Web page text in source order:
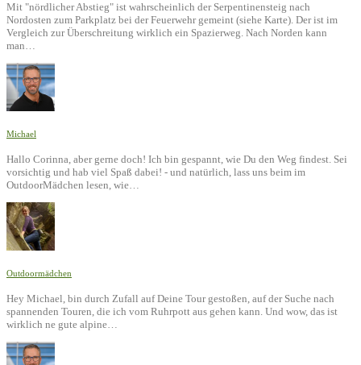
Mit "nördlicher Abstieg" ist wahrscheinlich der Serpentinensteig nach
Nordosten zum Parkplatz bei der Feuerwehr gemeint (siehe Karte). Der ist im
Vergleich zur Überschreitung wirklich ein Spazierweg. Nach Norden kann
man…
Michael
Hallo Corinna, aber gerne doch! Ich bin gespannt, wie Du den Weg findest. Sei
vorsichtig und hab viel Spaß dabei! - und natürlich, lass uns beim im
OutdoorMädchen lesen, wie…
Outdoormädchen
Hey Michael, bin durch Zufall auf Deine Tour gestoßen, auf der Suche nach
spannenden Touren, die ich vom Ruhrpott aus gehen kann. Und wow, das ist
wirklich ne gute alpine…